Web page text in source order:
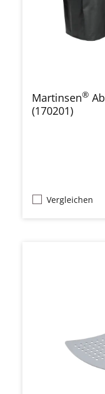
Martinsen®
(170201)
Vergleichen